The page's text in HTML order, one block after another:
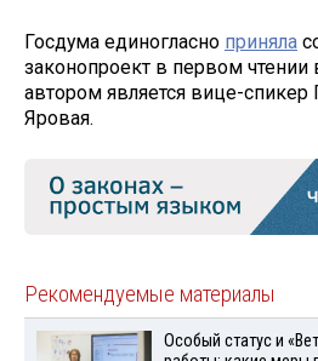
Госдума единогласно приняла
законопроект в первом чтении
автором является вице-
Яровая.
Рекомендуемые материалы
Особый статус и